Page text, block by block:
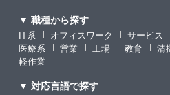
▼ 職種から探す
IT系 オフィスワーク サービス
医療系
営業 工場 教育 清
軽作業
▼ 対応言語で探す